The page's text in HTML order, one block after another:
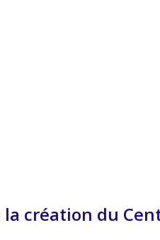
la création du